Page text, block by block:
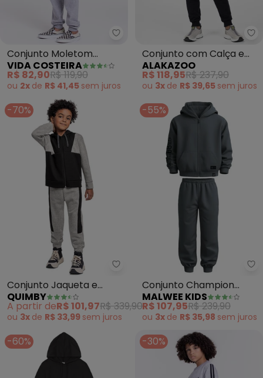
Vida Costeira - Conjunto
Conjunto Moletom
Infantil com Capuz
(Mescla)
VIDA COSTEIRA
R$ 82,90R$ 119,90
ou 2x de R$ 41,45 sem juros
Conjunto com Calça e
Blusão com Capuz
(Cinza)
ALAKAZOO
R$ 118,95R$ 237,90
ou 3x de R$ 39,65 sem juros
-70%
Quimby - Conjunto Jaqueta e
Conjunto Jaqueta e
Calça Menino (Cinza)
QUIMBY
A partir deR$ 101,97R$ 339,90
ou 3x de R$ 33,99 sem juros
-55%
Conjunto Champion
Since 68 (Cinza Escuro)
MALWEE KIDS
R$ 107,95R$ 239,90
ou 3x de R$ 35,98 sem juros
-60% -30%